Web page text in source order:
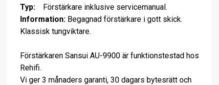
Typ:
Förstärkare inklusive servicemanual.
Information: Begagnad förstärkare i gott skick.
Klassisk tungviktare.
Förstärkaren Sansui AU-9900 är funktionstestad hos
Rehifi.
Vi ger 3 månaders garanti, 30 dagars bytesrätt och